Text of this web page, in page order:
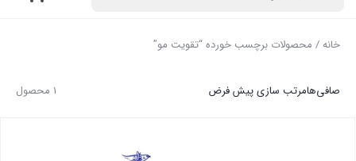
خانه/ محصولات برچسب خورده “تقویت مو”
1 محصول صافی‌هامرتب سازی پیش فرض